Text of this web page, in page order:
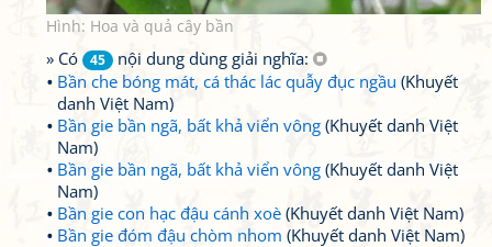
Hình: Hoa và quả cây bần
» Có 45
nội dung dùng giải nghĩa:
Bần che bóng mát, cá thác lác quẫy đục ngầu (Khuyết
danh Việt Nam)
Bần gie bần ngã, bất khả viển vông (Khuyết danh Việt
Nam)
Bần gie bần ngã, bất khả viển vông (Khuyết danh Việt
Nam)
Bần gie con hạc đậu cánh xoè (Khuyết danh Việt Nam)
Bần gie đóm đậu chòm nhom (Khuyết danh Việt Nam)